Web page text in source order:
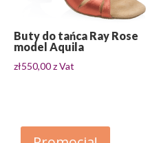
Buty do tańca Ray Rose
model Aquila
zł550,00z Vat